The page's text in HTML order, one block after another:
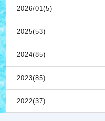
2026/01(5)
2025(53)
2024(85)
2023(85)
2022(37)